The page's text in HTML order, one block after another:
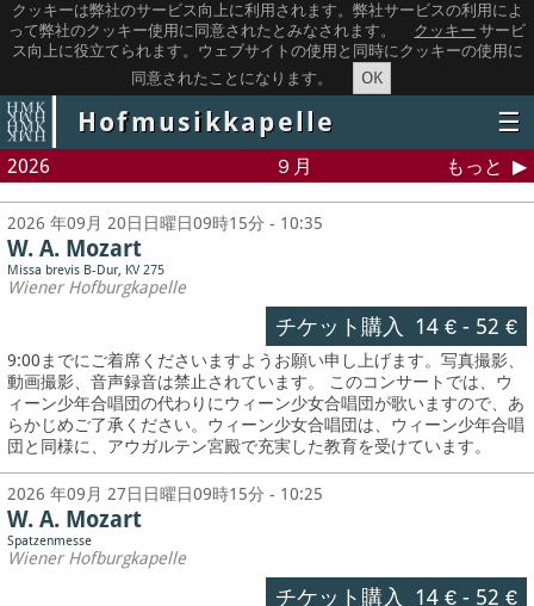
クッキーは弊社のサービス向上に利用されます。弊社サービスの利用によ
って弊社のクッキー使用に同意されたとみなされます。
クッキー サービ
ス向上に役立てられます。ウェブサイトの使用と同時にクッキーの使用に
同意されたことになります。
OK
Hofmusikkapelle ☰
2026 ９月 もっと
2026 年09月 20日日曜日09時15分 - 10:35
W. A. Mozart
Missa brevis B-Dur, KV 275
Wiener Hofburgkapelle
チケット購入 14 €- 52 €
9:00までにご着席くださいますようお願い申し上げます。写真撮影、
動画撮影、音声録音は禁止されています。 このコンサートでは、ウ
ィーン少年合唱団の代わりにウィーン少女合唱団が歌いますので、あ
らかじめご了承ください。ウィーン少女合唱団は、ウィーン少年合唱
団と同様に、アウガルテン宮殿で充実した教育を受けています。
2026 年09月 27日日曜日09時15分 - 10:25
W. A. Mozart
Spatzenmesse
Wiener Hofburgkapelle
チケット購入 14 €- 52 €